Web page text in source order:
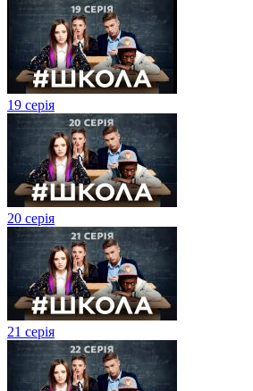
19 серія
20 серія
21 серія